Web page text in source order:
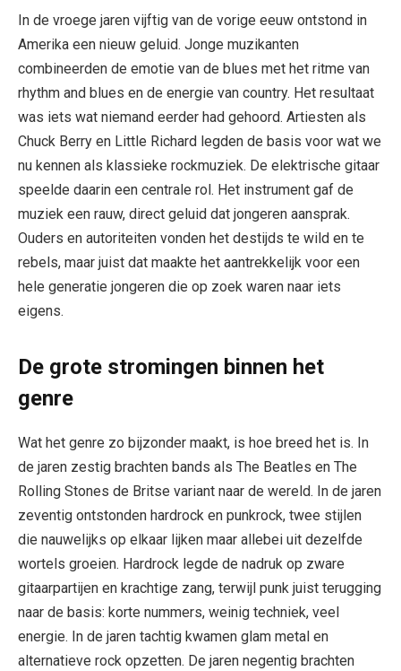
In de vroege jaren vijftig van de vorige eeuw ontstond in
Amerika een nieuw geluid. Jonge muzikanten
combineerden de emotie van de blues met het ritme van
rhythm and blues en de energie van country. Het resultaat
was iets wat niemand eerder had gehoord. Artiesten als
Chuck Berry en Little Richard legden de basis voor wat we
nu kennen als klassieke rockmuziek. De elektrische gitaar
speelde daarin een centrale rol. Het instrument gaf de
muziek een rauw, direct geluid dat jongeren aansprak.
Ouders en autoriteiten vonden het destijds te wild en te
rebels, maar juist dat maakte het aantrekkelijk voor een
hele generatie jongeren die op zoek waren naar iets
eigens.
De grote stromingen binnen het
genre
Wat het genre zo bijzonder maakt, is hoe breed het is. In
de jaren zestig brachten bands als The Beatles en The
Rolling Stones de Britse variant naar de wereld. In de jaren
zeventig ontstonden hardrock en punkrock, twee stijlen
die nauwelijks op elkaar lijken maar allebei uit dezelfde
wortels groeien. Hardrock legde de nadruk op zware
gitaarpartijen en krachtige zang, terwijl punk juist terugging
naar de basis: korte nummers, weinig techniek, veel
energie. In de jaren tachtig kwamen glam metal en
alternatieve rock opzetten. De jaren negentig brachten